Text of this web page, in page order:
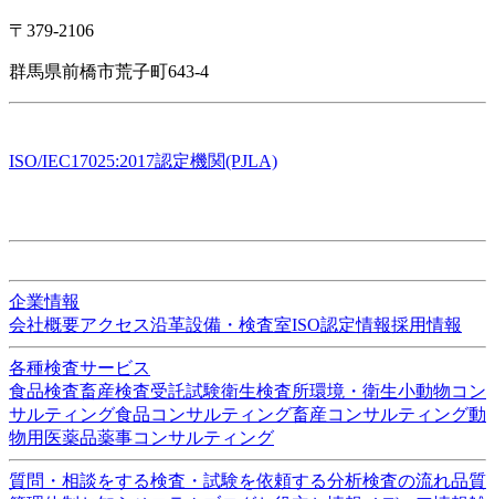
〒379-2106
群馬県前橋市荒子町643-4
ISO/IEC17025:2017認定機関(PJLA)